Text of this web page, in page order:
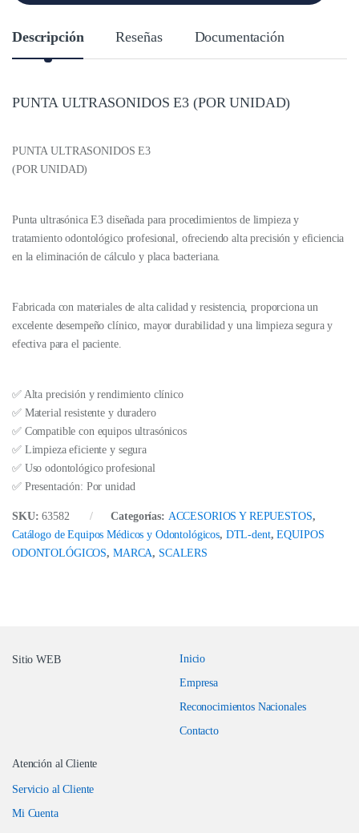
Descripción Reseñas Documentación
PUNTA ULTRASONIDOS E3 (POR UNIDAD)
PUNTA ULTRASONIDOS E3
(POR UNIDAD)
Punta ultrasónica E3 diseñada para procedimientos de limpieza y
tratamiento odontológico profesional, ofreciendo alta precisión y eficiencia
en la eliminación de cálculo y placa bacteriana.
Fabricada con materiales de alta calidad y resistencia, proporciona un
excelente desempeño clínico, mayor durabilidad y una limpieza segura y
efectiva para el paciente.
✅ Alta precisión y rendimiento clínico
✅ Material resistente y duradero
✅ Compatible con equipos ultrasónicos
✅ Limpieza eficiente y segura
✅ Uso odontológico profesional
✅ Presentación: Por unidad
SKU:63582 Categorías: ACCESORIOS Y REPUESTOS,
Catálogo de Equipos Médicos y Odontológicos, DTL-dent,EQUIPOS
ODONTOLÓGICOS, MARCA, SCALERS
Sitio WEB
Inicio
Empresa
Reconocimientos Nacionales
Contacto
Atención al Cliente
Servicio al Cliente
Mi Cuenta